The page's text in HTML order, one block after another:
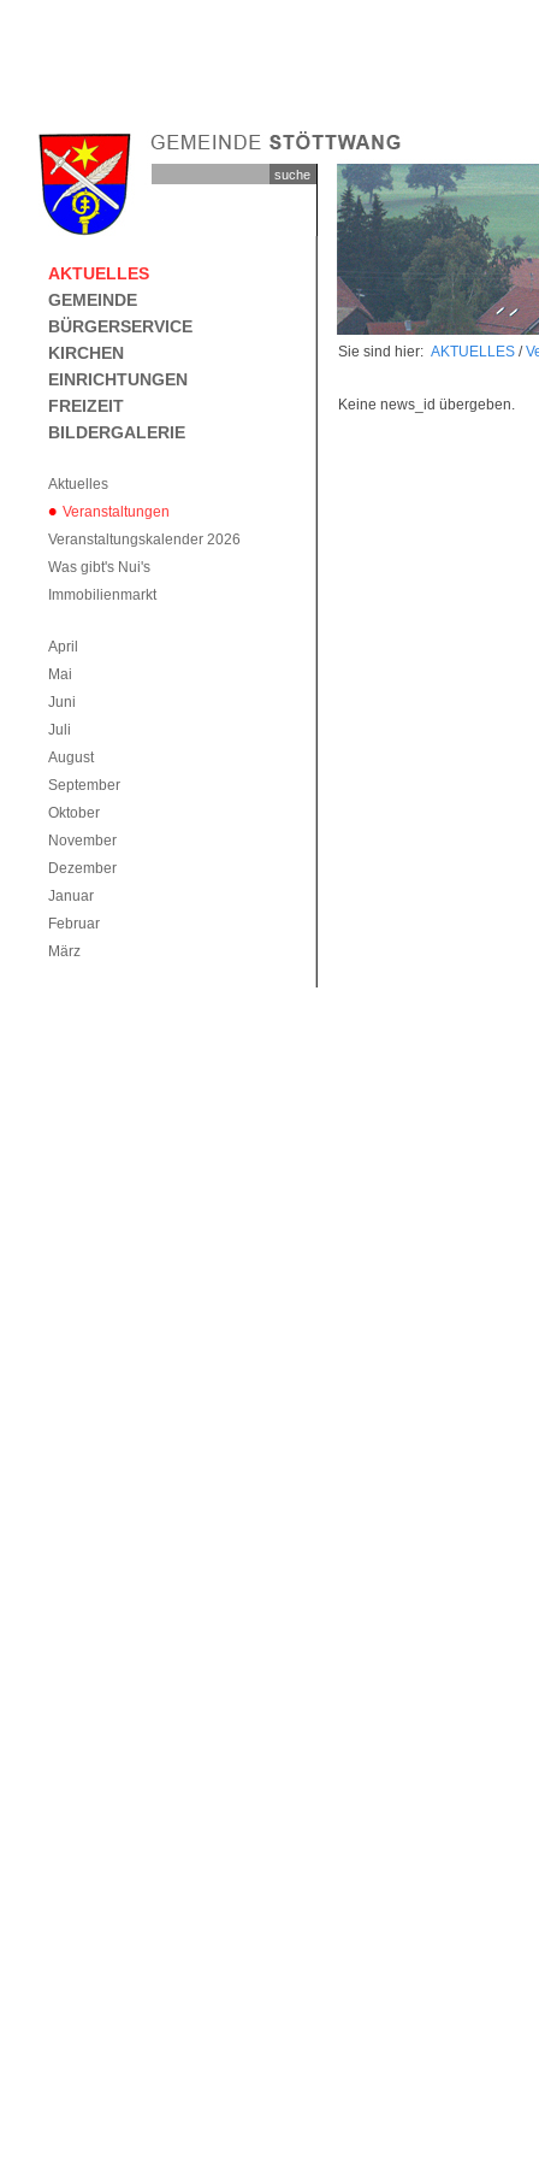
AKTUELLES
GEMEINDE
BÜRGERSERVICE
KIRCHEN
EINRICHTUNGEN
FREIZEIT
BILDERGALERIE
Aktuelles
Veranstaltungen
Veranstaltungskalender 2026
Was gibt's Nui's
Immobilienmarkt
April
Mai
Juni
Juli
August
September
Oktober
November
Dezember
Januar
Februar
März
Sie sind hier: AKTUELLES/
Keine news_id übergeben.